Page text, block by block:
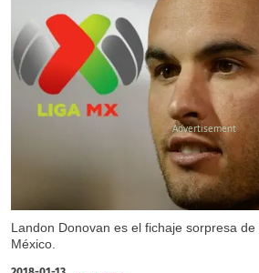
Landon Donovan es el fichaje sorpresa
México.